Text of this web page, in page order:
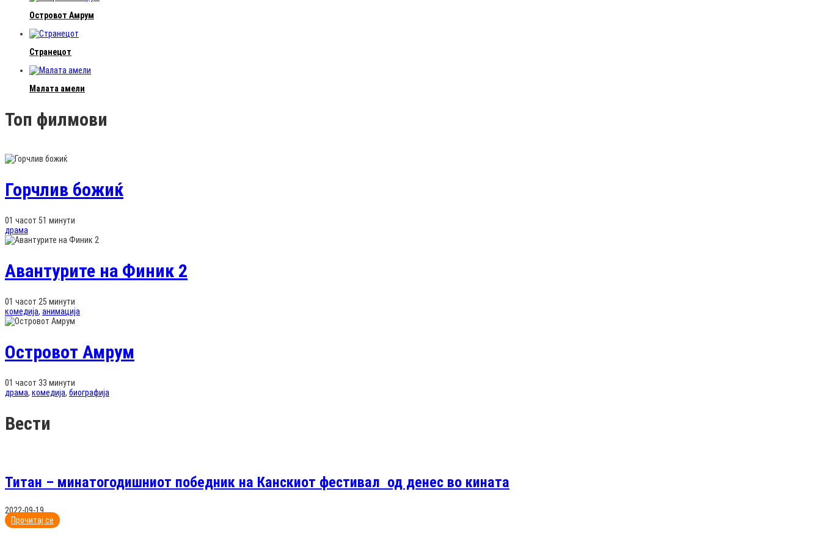
Островот Амрум
Странецот
Малата амели
Топ филмови
Горчлив божиќ
01 часот 51 минути
драма
Авантурите на Финик 2
01 часот 25 минути
комедија, анимација
Островот Амрум
01 часот 33 минути
драма, комедија, биографија
Вести
Титан – минатогодишниот победник на Канскиот фестивал од денес во кината
2022-09-19
Прочитај се